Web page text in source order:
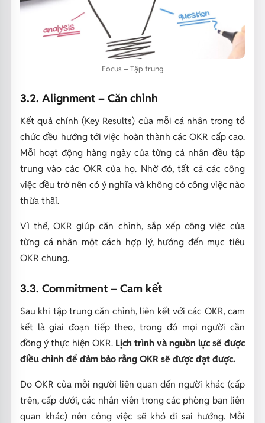
Focus – Tập trung
3.2. Alignment – Căn chỉnh
Kết quả chính (Key Results) của mỗi cá nhân trong tổ
chức đều hướng tới việc hoàn thành các OKR cấp cao.
Mỗi hoạt động hàng ngày của từng cá nhân đều tập
trung vào các OKR của họ. Nhờ đó, tất cả các công
việc đều trở nên có ý nghĩa và không có công việc nào
thừa thãi.
Vì thế, OKR giúp căn chỉnh, sắp xếp công việc của
từng cá nhân một cách hợp lý, hướng đến mục tiêu
OKR chung.
3.3. Commitment – Cam kết
Sau khi tập trung căn chỉnh, liên kết với các OKR, cam
kết là giai đoạn tiếp theo, trong đó mọi người cần
đồng ý thực hiện OKR.Lịch trình và nguồn lực sẽ được
điều chỉnh để đảm bảo rằng OKR sẽ được đạt được.
Do OKR của mỗi người liên quan đến người khác (cấp
trên, cấp dưới, các nhân viên trong các phòng ban liên
quan khác) nên công việc sẽ khó đi sai hướng. Mỗi